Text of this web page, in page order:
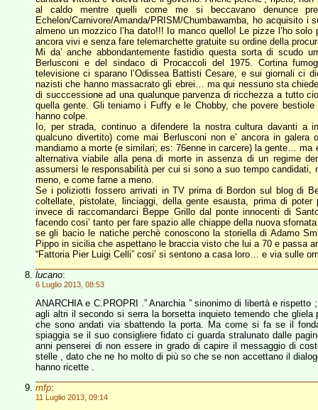
al caldo mentre quelli come me si beccavano denunce
Echelon/Carnivore/Amanda/PRISM/Chumbawamba, ho acquisito
almeno un mozzico l’ha dato!!! Io manco quello! Le pizze l’ho
ancora vivi e senza fare telemarchette gratuite su ordine della
Mi da’ anche abbondantemente fastidio questa sorta di scudo
Berlusconi e del sindaco di Procaccoli del 1975. Cortina
televisione ci sparano l’Odissea Battisti Cesare, e sui giornali ci
nazisti che hanno massacrato gli ebrei… ma qui nessuno sta
di succcessione ad una qualunque parvenza di ricchezza a tutto
quella gente. Gli teniamo i Fuffy e le Chobby, che povere
hanno colpe.
Io, per strada, continuo a difendere la nostra cultura davanti a
qualcuno divertito) come mai Berlusconi non e’ ancora in
mandiamo a morte (e similari; es: 76enne in carcere) la gente… ma
alternativa viabile alla pena di morte in assenza di un regime
assumersi le responsabilità per cui si sono a suo tempo candidati,
meno, e come farne a meno.
Se i poliziotti fossero arrivati in TV prima di Bordon sul blog di
coltellate, pistolate, linciaggi, della gente esausta, prima di
invece di raccomandarci Beppe Grillo dal ponte innocenti di
facendo cosi’ tanto per fare spazio alle chiappe della nuova
se gli bacio le natiche perchè conoscono la storiella di Adamo
Pippo in sicilia che aspettano le braccia visto che lui a 70 e passa
“Fattoria Pier Luigi Celli” cosi’ si sentono a casa loro… e via sulle
lucano:
6 Luglio 2013, 08:53
ANARCHIA e C.PROPRI .” Anarchia ” sinonimo di libertà e
agli altri il secondo si serra la borsetta inquieto temendo che
che sono andati via sbattendo la porta. Ma come si fa se il
spiaggia se il suo consigliere fidato ci guarda stralunato dalle
anni penserei di non essere in grado di capire il messaggio di
stelle , dato che ne ho molto di più so che se non accettano il
hanno ricette .
mfp:
11 Luglio 2013, 09:14